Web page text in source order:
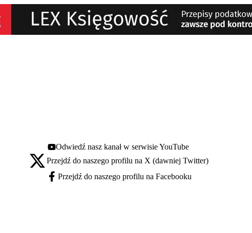
Youtube - otwiera się w nowej karcie
Odwiedź nasz kanał w serwisie YouTube
X - otwiera się w nowej karcie
Przejdź do naszego profilu na X (dawniej Twitter)
Facebook - otwiera się w nowej karcie
Przejdź do naszego profilu na Facebooku